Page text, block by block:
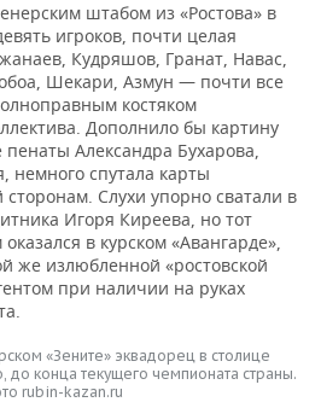
штабом из «Ростова» в
игроков, почти целая
Кудряшов, Гранат, Навас,
Шекари, Азмун — почти все
костяком
Дополнило бы картину
Александра Бухарова,
немного спутала карты
сторонам. Слухи упорно сватали в
Игоря Киреева, но тот
в курском «Авангарде»,
же излюбленной «ростовской
при наличии на руках
«Зените» эквадорец в столице
до конца текущего чемпионата страны.
rubin-kazan.ru